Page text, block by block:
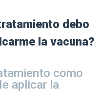
debo
la vacuna?
como
aplicar la